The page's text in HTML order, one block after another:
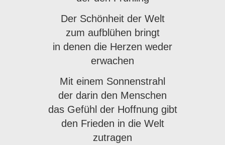
Der Schönheit der Welt
zum aufblühen bringt
in denen die Herzen weder
erwachen
Mit einem Sonnenstrahl
der darin den Menschen
das Gefühl der Hoffnung gibt
den Frieden in die Welt
zutragen